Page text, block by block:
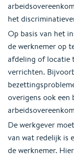
het
Op basis van het
de werknemer op
afdeling of locatie
verrichten.
overigens ook een
De werkgever
van wat redelijk is
de werknemer.